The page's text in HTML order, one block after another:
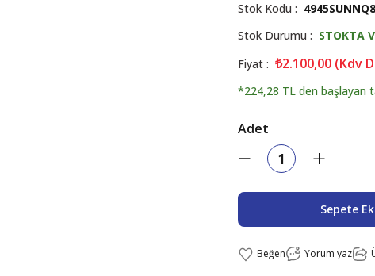
Stok Kodu
4945SUNNQ8
Stok Durumu
STOKTA
Fiyat
₺2.100,00 (Kdv
*224,28 TL den başlayan
Adet
Sepete
Yorum yaz